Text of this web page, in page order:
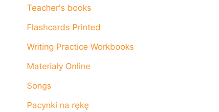
Teacher's books
Flashcards Printed
Writing Practice Workbooks
Materiały Online
Songs
Pacynki na rękę